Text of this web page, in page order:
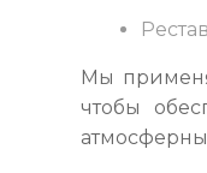
Мы
чтобы